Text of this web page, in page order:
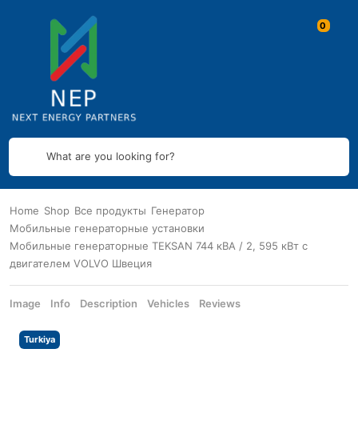
What are you looking for?
Home Shop Все продукты Генератор
Мобильные генераторные установки
Мобильные генераторные TEKSAN 744 кВА / 2, 595 кВт с
двигателем VOLVO Швеция
Image Info Description Vehicles Reviews
Turkiya